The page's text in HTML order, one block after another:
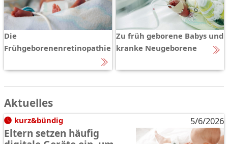
Die
Frühgeborenenretinopathie
Zu früh geborene Babys und
kranke Neugeborene
Aktuelles
kurz&bündig 5/6/2026
Eltern setzen häufig